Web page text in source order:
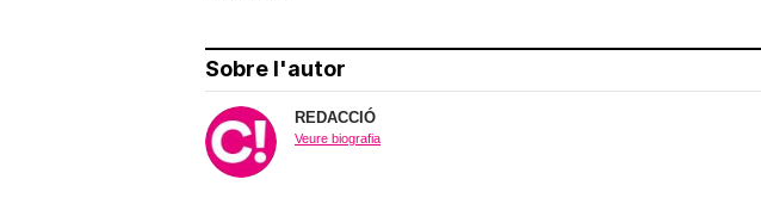
Sobre l'autor
REDACCIÓ
Veure biografia